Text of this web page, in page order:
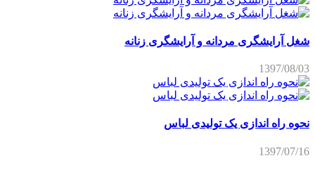
شغل آرایشگری مردانه و آرایشگری زنانه
1397/08/03
نحوه راه اندازی یک تولیدی لباس
1397/07/16